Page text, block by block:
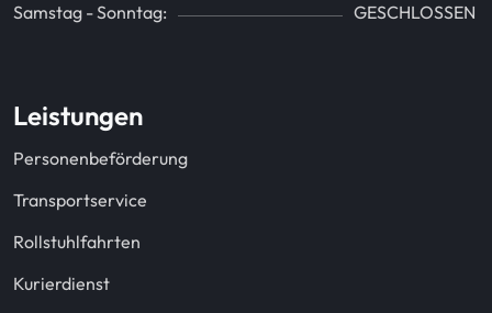
Samstag - Sonntag:
GESCHLOSSEN
Leistungen
Personenbeförderung
Transportservice
Rollstuhlfahrten
Kurierdienst